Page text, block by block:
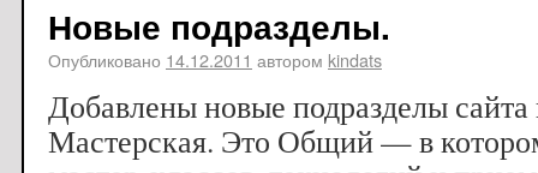
Новые подразделы.
Опубликовано 14.12.2011 автором kindats
Добавлены новые подразделы сайта
Мастерская. Это Общий — в